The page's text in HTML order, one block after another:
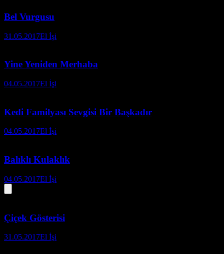
Bel Vurgusu
31.05.2017El İşi
Yine Yeniden Merhaba
04.05.2017El İşi
Kedi Familyası Sevgisi Bir Başkadır
04.05.2017El İşi
Balıklı Kulaklık
04.05.2017El İşi
Çiçek Gösterisi
31.05.2017El İşi